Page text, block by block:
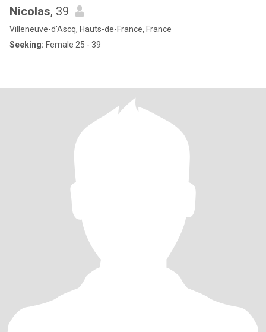
Nicolas, 39
Villeneuve-d'Ascq, Hauts-de-France, France
Seeking: Female 25 - 39